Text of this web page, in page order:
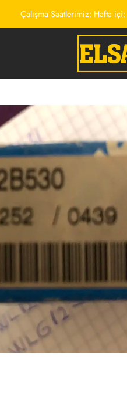
Çalışma Saatlerimiz: Hafta içi: